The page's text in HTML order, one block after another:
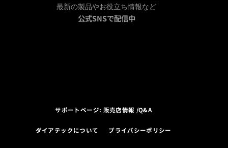
最新の製品やお役立ち情報など
公式SNSで配信中
サポートページ: 販売店情報 /Q&A
ダイアテックについて プライバシーポリシー